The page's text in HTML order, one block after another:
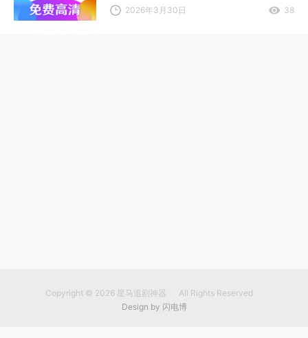
2026年3月30日 38
Copyright © 2026 星马追剧神器
All Rights Reserved
Design by 闪电博